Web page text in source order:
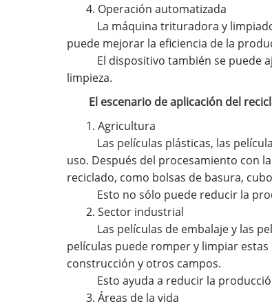
4. Operación automatizada
La máquina trituradora y
puede mejorar la eficiencia de la
El dispositivo también se puede
limpieza.
El escenario de aplicación del
1. Agricultura
Las películas plásticas, las
uso. Después del procesamiento con
reciclado, como bolsas de basura,
Esto no sólo puede reducir la
2. Sector industrial
Las películas de embalaje y las
películas puede romper y limpiar
construcción y otros campos.
Esto ayuda a reducir la
3. Áreas de la vida